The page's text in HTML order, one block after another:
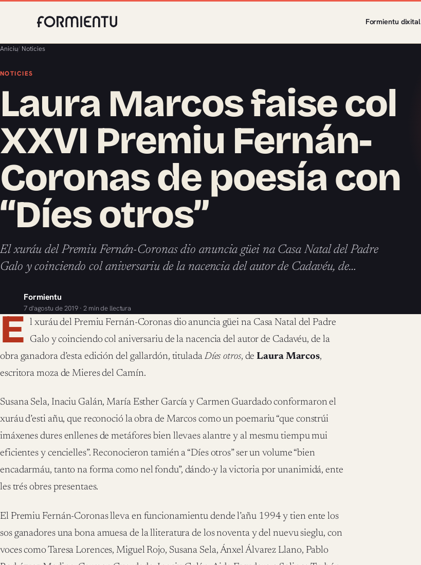
Formientu dixital
Aniciu/ Noticies
NOTICIES
Laura Marcos faise col
XXVI Premiu Fernán-
Coronas de poesía con
“Díes otros”
El xuráu del Premiu Fernán-Coronas dio anuncia güei na Casa Natal del Padre
Galo y coinciendo col aniversariu de la nacencia del autor de Cadavéu, de…
Formientu
7 d'agostu de 2019 · 2 min de llectura
E l xuráu del Premiu Fernán-Coronas dio anuncia güei na Casa Natal del Padre
Galo y coinciendo col aniversariu de la nacencia del autor de Cadavéu, de la
obra ganadora d’esta edición del gallardón, tituladaDíes otros, deLaura Marcos,
escritora moza de Mieres del Camín.
Susana Sela, Inaciu Galán, María Esther García y Carmen Guardado conformaron el
xuráu d’esti añu, que reconoció la obra de Marcos como un poemariu “que constrúi
imáxenes dures enllenes de metáfores bien llevaes alantre y al mesmu tiempu mui
eficientes y cencielles”. Reconocieron tamién a “Díes otros” ser un volume “bien
encadarmáu, tanto na forma como nel fondu”, dándo-y la victoria por unanimidá, ente
les trés obres presentaes.
El Premiu Fernán-Coronas lleva en funcionamientu dende l’añu 1994 y tien ente los
sos ganadores una bona amuesa de la lliteratura de los noventa y del nuevu sieglu, con
voces como Taresa Lorences, Miguel Rojo, Susana Sela, Ánxel Álvarez Llano, Pablo